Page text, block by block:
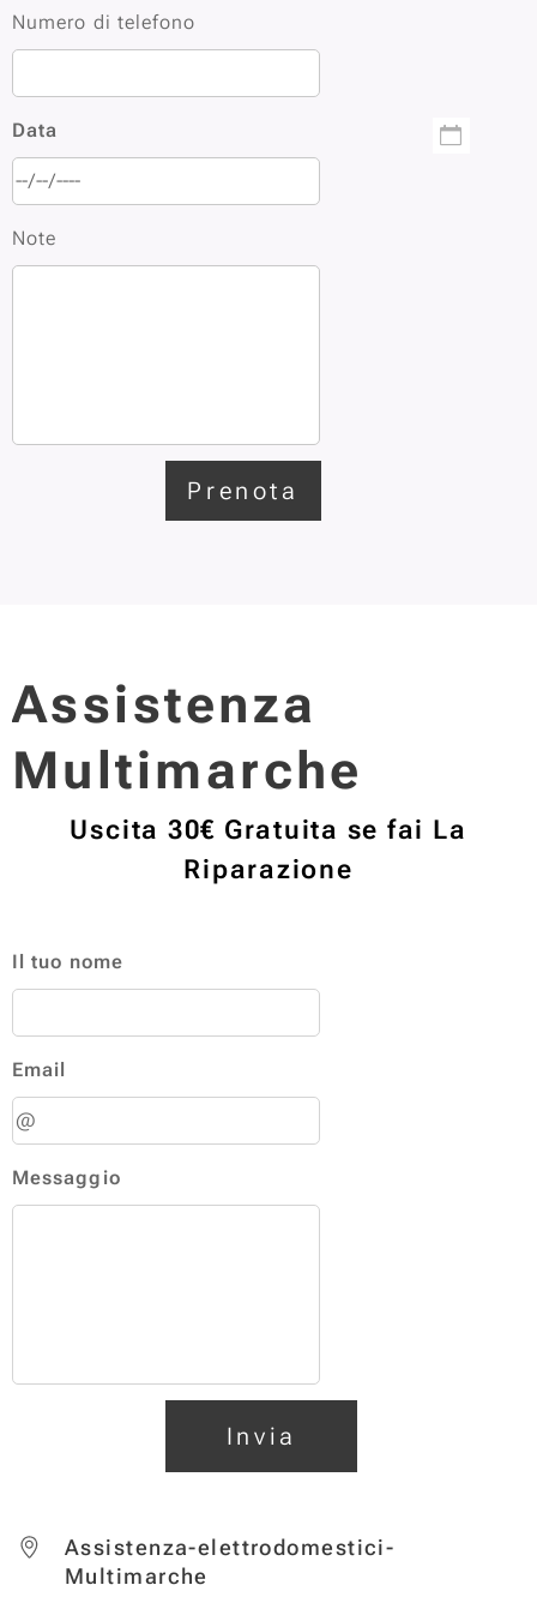
Numero di telefono
Data
Note
Prenota
Assistenza
Multimarche
Uscita 30€ Gratuita se fai La
Riparazione
Il tuo nome
Email
Messaggio
Invia
Assistenza-elettrodomestici-
Multimarche